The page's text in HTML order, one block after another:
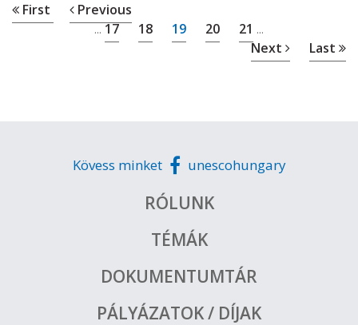
First Previous
... 17 18 19 20 21 ...
Next Last
Kövess minket unescohungary
RÓLUNK
TÉMÁK
DOKUMENTUMTÁR
PÁLYÁZATOK / DÍJAK